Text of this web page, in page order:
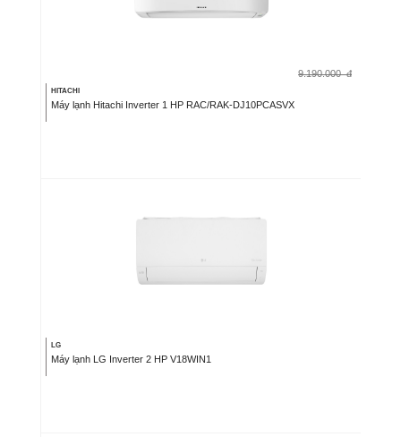
9.190.000 đ
HITACHI
Máy lạnh Hitachi Inverter 1 HP RAC/RAK-DJ10PCASVX
LG
Máy lạnh LG Inverter 2 HP V18WIN1